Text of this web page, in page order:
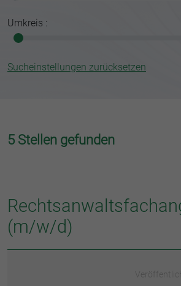
Umkreis :
Sucheinstellungen zurücksetzen
5 Stellen gefunden
(m/w/d)